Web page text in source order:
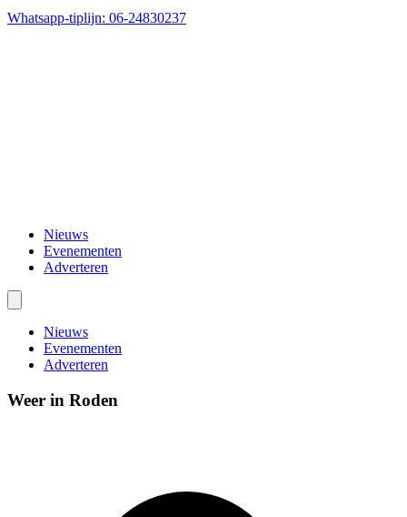
Whatsapp-tiplijn: 06-24830237
Nieuws
Evenementen
Adverteren
Nieuws
Evenementen
Adverteren
Weer in Roden